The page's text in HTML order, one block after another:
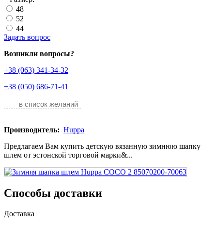
48
52
44
Задать вопрос
Возникли вопросы?
+38 (063) 341-34-32
+38 (050) 686-71-41
в список желаний
Производитель: Huppa
Предлагаем Вам купить детскую вязанную зимнюю шапку
шлем от эстонской торговой марки&...
Способы доставки
Доставка